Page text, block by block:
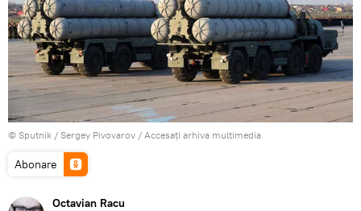
© Sputnik / Sergey Pivovarov / Accesați arhiva multimedia
Abonare
Octavian Racu